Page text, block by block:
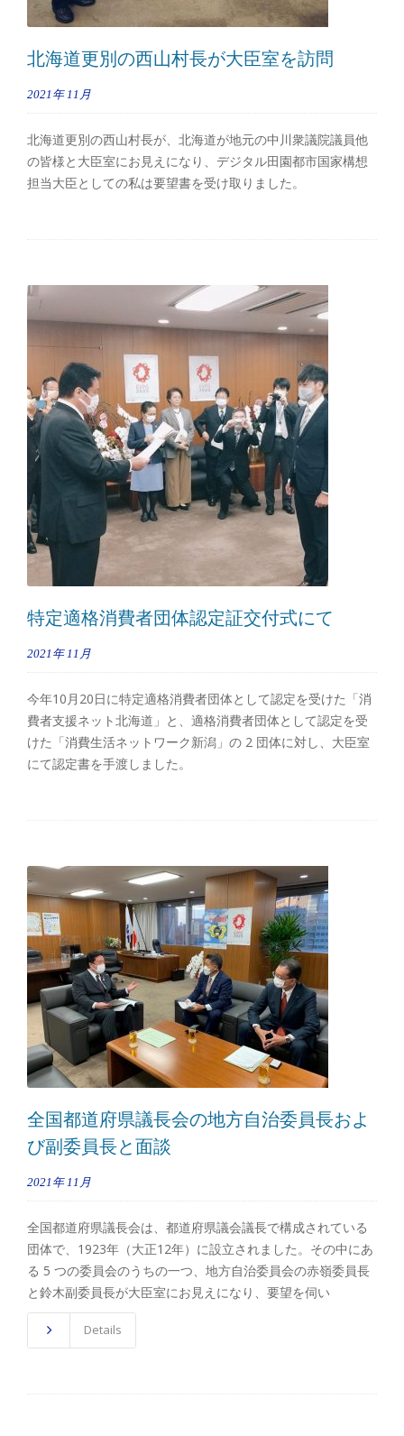
北海道更別の西山村長が大臣室を訪問
2021年 11月
北海道更別の西山村長が、北海道が地元の中川衆議院議員他
の皆様と大臣室にお見えになり、デジタル田園都市国家構想
担当大臣としての私は要望書を受け取りました。
特定適格消費者団体認定証交付式にて
2021年 11月
今年10月20日に特定適格消費者団体として認定を受けた「消
費者支援ネット北海道」と、適格消費者団体として認定を受
けた「消費生活ネットワーク新潟」の 2 団体に対し、大臣室
にて認定書を手渡しました。
全国都道府県議長会の地方自治委員長およ
び副委員長と面談
2021年 11月
全国都道府県議長会は、都道府県議会議長で構成されている
団体で、1923年（大正12年）に設立されました。その中にあ
る 5 つの委員会のうちの一つ、地方自治委員会の赤嶺委員長
と鈴木副委員長が大臣室にお見えになり、要望を伺い
Details